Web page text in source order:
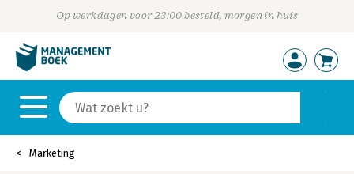
Op werkdagen voor 23:00 besteld, morgen in huis
Marketing